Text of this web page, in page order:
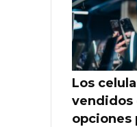
Los
vendidos
opciones